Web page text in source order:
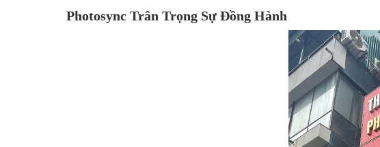
Photosync Trân Trọng Sự Đồng Hành